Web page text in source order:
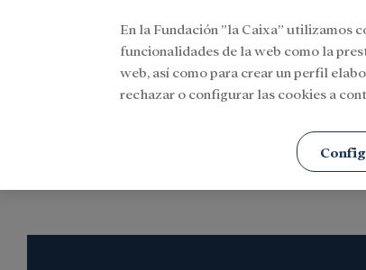
En la Fundación ”la Caixa” utilizamos
funcionalidades de la web como la
web, así como para crear un perfil
rechazar o configurar las cookies a